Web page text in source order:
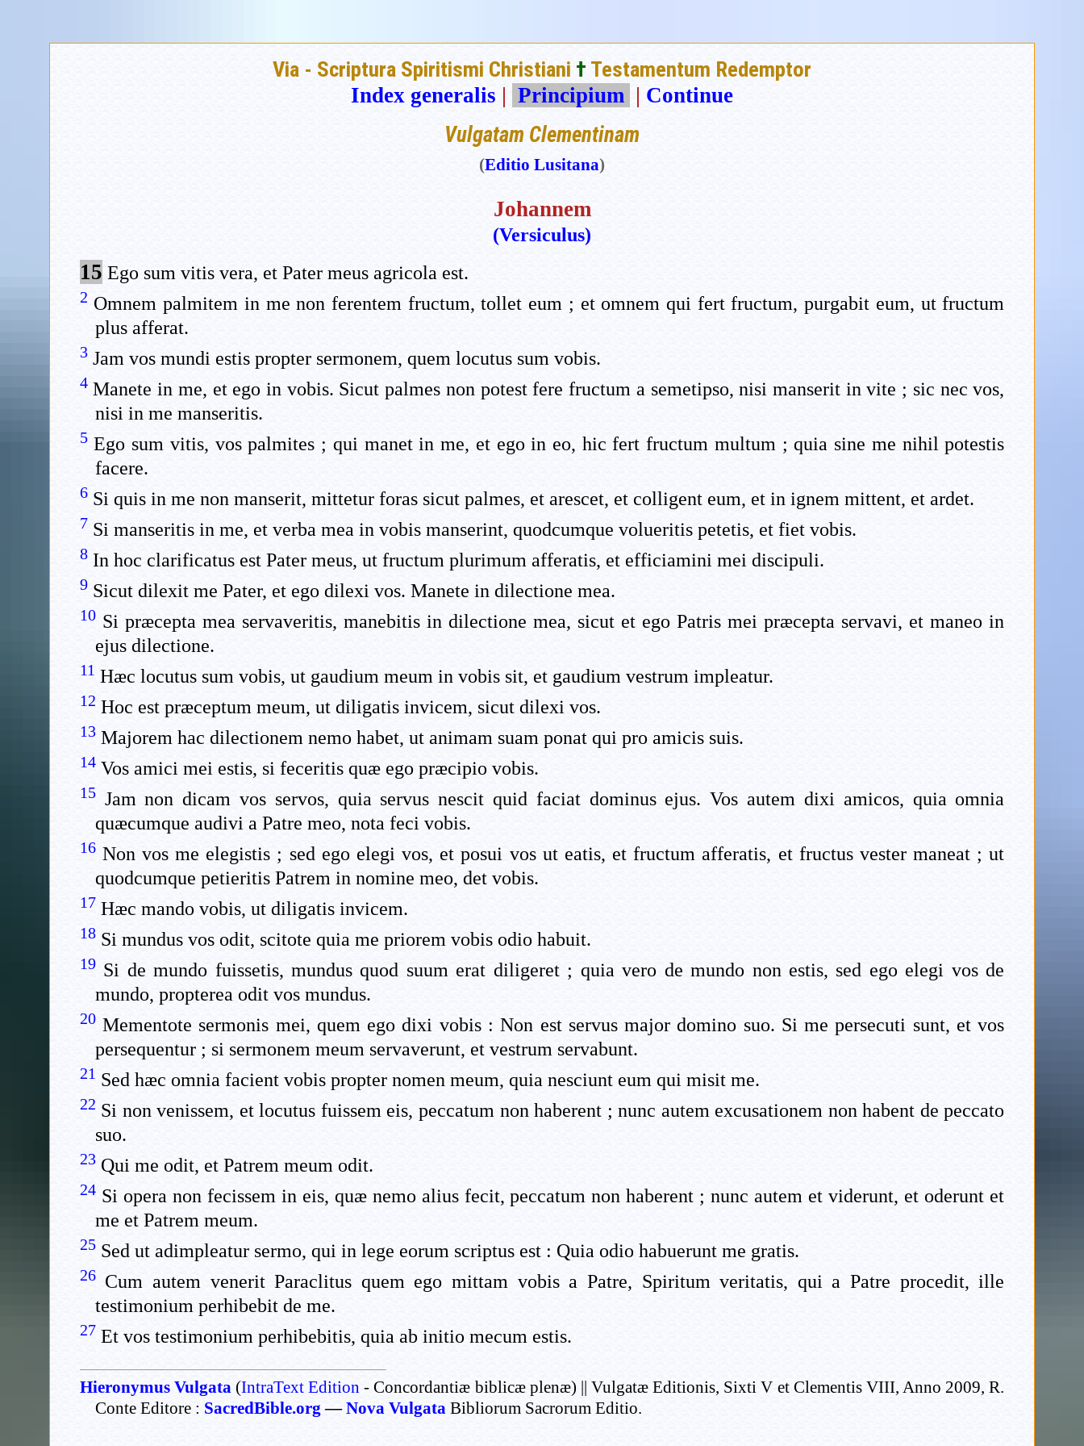
Via - Scriptura Spiritismi Christiani † Testamentum Redemptor
Index generalis | Principium | Continue
Vulgatam Clementinam
(Editio Lusitana)
Johannem
(Versiculus)
15 Ego sum vitis vera, et Pater meus agricola est.
2 Omnem palmitem in me non ferentem fructum, tollet eum ; et omnem qui fert fructum, purgabit eum, ut fructum
plus afferat.
3 Jam vos mundi estis propter sermonem, quem locutus sum vobis.
4 Manete in me, et ego in vobis. Sicut palmes non potest fere fructum a semetipso, nisi manserit in vite ; sic nec vos,
nisi in me manseritis.
5 Ego sum vitis, vos palmites ; qui manet in me, et ego in eo, hic fert fructum multum ; quia sine me nihil potestis
facere.
6 Si quis in me non manserit, mittetur foras sicut palmes, et arescet, et colligent eum, et in ignem mittent, et ardet.
7 Si manseritis in me, et verba mea in vobis manserint, quodcumque volueritis petetis, et fiet vobis.
8 In hoc clarificatus est Pater meus, ut fructum plurimum afferatis, et efficiamini mei discipuli.
9 Sicut dilexit me Pater, et ego dilexi vos. Manete in dilectione mea.
10 Si præcepta mea servaveritis, manebitis in dilectione mea, sicut et ego Patris mei præcepta servavi, et maneo in
ejus dilectione.
11 Hæc locutus sum vobis, ut gaudium meum in vobis sit, et gaudium vestrum impleatur.
12 Hoc est præceptum meum, ut diligatis invicem, sicut dilexi vos.
13 Majorem hac dilectionem nemo habet, ut animam suam ponat qui pro amicis suis.
14 Vos amici mei estis, si feceritis quæ ego præcipio vobis.
15 Jam non dicam vos servos, quia servus nescit quid faciat dominus ejus. Vos autem dixi amicos, quia omnia
quæcumque audivi a Patre meo, nota feci vobis.
16 Non vos me elegistis ; sed ego elegi vos, et posui vos ut eatis, et fructum afferatis, et fructus vester maneat ; ut
quodcumque petieritis Patrem in nomine meo, det vobis.
17 Hæc mando vobis, ut diligatis invicem.
18 Si mundus vos odit, scitote quia me priorem vobis odio habuit.
19 Si de mundo fuissetis, mundus quod suum erat diligeret ; quia vero de mundo non estis, sed ego elegi vos de
mundo, propterea odit vos mundus.
20 Mementote sermonis mei, quem ego dixi vobis : Non est servus major domino suo. Si me persecuti sunt, et vos
persequentur ; si sermonem meum servaverunt, et vestrum servabunt.
21 Sed hæc omnia facient vobis propter nomen meum, quia nesciunt eum qui misit me.
22 Si non venissem, et locutus fuissem eis, peccatum non haberent ; nunc autem excusationem non habent de peccato
suo.
23 Qui me odit, et Patrem meum odit.
24 Si opera non fecissem in eis, quæ nemo alius fecit, peccatum non haberent ; nunc autem et viderunt, et oderunt et
me et Patrem meum.
25 Sed ut adimpleatur sermo, qui in lege eorum scriptus est : Quia odio habuerunt me gratis.
26 Cum autem venerit Paraclitus quem ego mittam vobis a Patre, Spiritum veritatis, qui a Patre procedit, ille
testimonium perhibebit de me.
27 Et vos testimonium perhibebitis, quia ab initio mecum estis.
Hieronymus Vulgata(IntraText Edition - Concordantiæ biblicæ plenæ) || Vulgatæ Editionis, Sixti V et Clementis VIII, Anno 2009, R.
Conte Editore : SacredBible.org—Nova VulgataBibliorum Sacrorum Editio.